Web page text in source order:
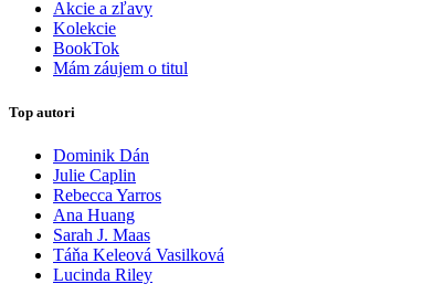
Akcie a zľavy
Kolekcie
BookTok
Mám záujem o titul
Top autori
Dominik Dán
Julie Caplin
Rebecca Yarros
Ana Huang
Sarah J. Maas
Táňa Keleová Vasilková
Lucinda Riley